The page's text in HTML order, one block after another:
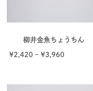
柳井金魚ちょうちん
¥2,420– ¥3,960